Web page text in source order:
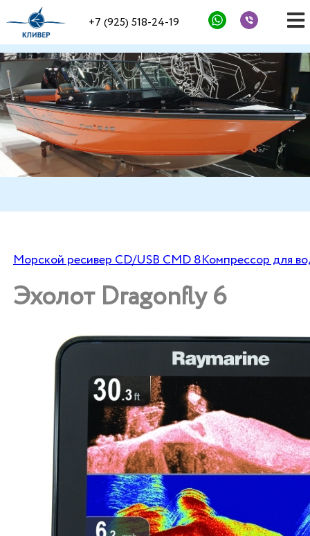
+7 (925) 518-24-19
Морской ресивер CD/USB CMD 8Компрессор для
Эхолот Dragonfly 6